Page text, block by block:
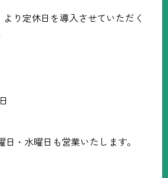
より定休日を導入させていただく
・水曜日も営業いたします。